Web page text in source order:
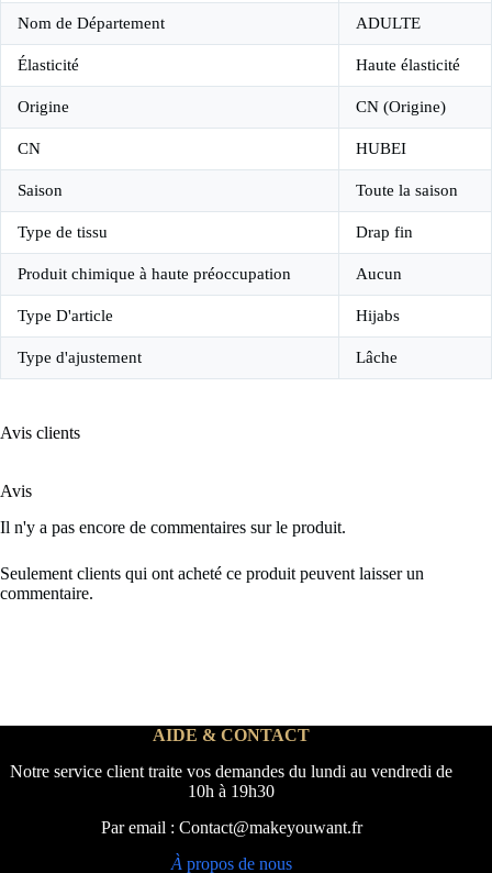
Nom de Département ADULTE
Élasticité Haute élasticité
Origine CN (Origine)
CN HUBEI
Saison Toute la saison
Type de tissu Drap fin
Produit chimique à haute préoccupation Aucun
Type D'article Hijabs
Type d'ajustement Lâche
Avis clients
Avis
Il n'y a pas encore de commentaires sur le produit.
Seulement clients qui ont acheté ce produit peuvent laisser un
commentaire.
AIDE & CONTACT
Notre service client traite vos demandes du lundi au vendredi de
10h à 19h30
Par email : Contact@makeyouwant.fr
À propos de nous